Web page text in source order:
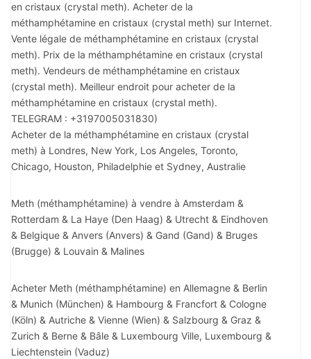
en cristaux (crystal meth). Acheter de la
méthamphétamine en cristaux (crystal meth) sur Internet.
Vente légale de méthamphétamine en cristaux (crystal
meth). Prix de la méthamphétamine en cristaux (crystal
meth). Vendeurs de méthamphétamine en cristaux
(crystal meth). Meilleur endroit pour acheter de la
méthamphétamine en cristaux (crystal meth).
TELEGRAM : +3197005031830)
Acheter de la méthamphétamine en cristaux (crystal
meth) à Londres, New York, Los Angeles, Toronto,
Chicago, Houston, Philadelphie et Sydney, Australie
Meth (méthamphétamine) à vendre à Amsterdam &
Rotterdam & La Haye (Den Haag) & Utrecht & Eindhoven
& Belgique & Anvers (Anvers) & Gand (Gand) & Bruges
(Brugge) & Louvain & Malines
Acheter Meth (méthamphétamine) en Allemagne & Berlin
& Munich (München) & Hambourg & Francfort & Cologne
(Köln) & Autriche & Vienne (Wien) & Salzbourg & Graz &
Zurich & Berne & Bâle & Luxembourg Ville, Luxembourg &
Liechtenstein (Vaduz)